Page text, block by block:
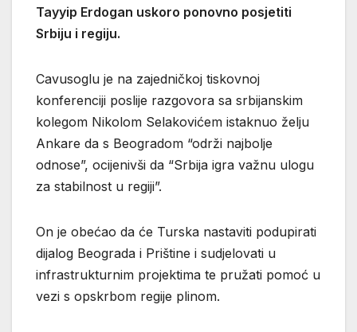
Tayyip Erdogan uskoro ponovno posjetiti
Srbiju i regiju.
Cavusoglu je na zajedničkoj tiskovnoj
konferenciji poslije razgovora sa srbijanskim
kolegom Nikolom Selakovićem istaknuo želju
Ankare da s Beogradom “održi najbolje
odnose”, ocijenivši da “Srbija igra važnu ulogu
za stabilnost u regiji”.
On je obećao da će Turska nastaviti podupirati
dijalog Beograda i Prištine i sudjelovati u
infrastrukturnim projektima te pružati pomoć u
vezi s opskrbom regije plinom.